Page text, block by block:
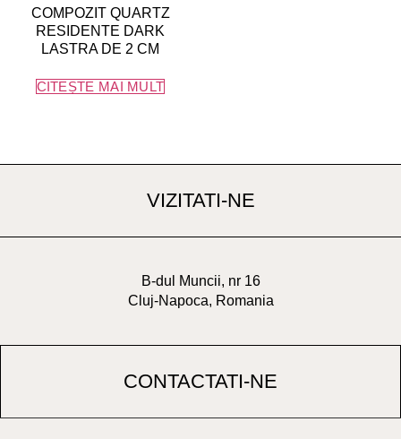
COMPOZIT QUARTZ
RESIDENTE DARK
LASTRA DE 2 CM
CITEȘTE MAI MULT
VIZITATI-NE
B-dul Muncii, nr 16
Cluj-Napoca, Romania
CONTACTATI-NE